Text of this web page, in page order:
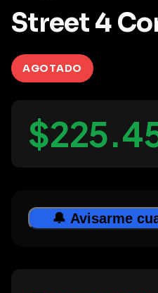
Street 4
AGOTADO
🔔 Avisarme